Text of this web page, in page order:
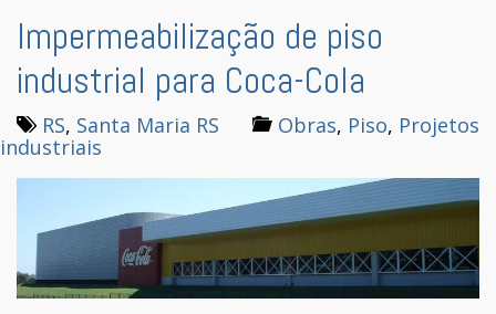
Impermeabilização de piso
industrial para Coca-Cola
RS, Santa Maria RS Obras, Piso, Projetos
industriais